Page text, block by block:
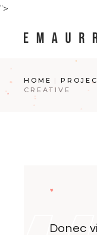
">
HOME
CREATIVE
Donec